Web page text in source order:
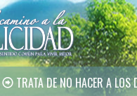
TRATA DE NO HACER A